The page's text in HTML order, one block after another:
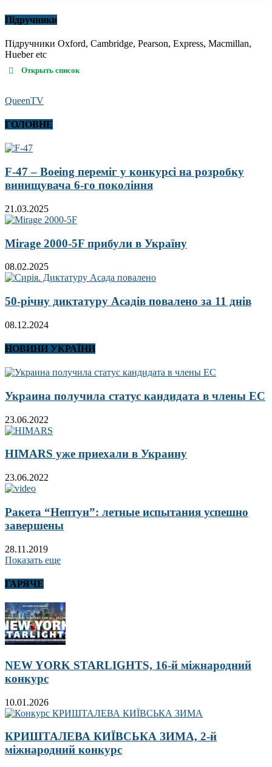
Підручники
Підручники Oxford, Cambridge, Pearson, Express, Macmillan,
Hueber etc
Открыть список
QueenTV
ГОЛОВНЕ
F-47 – Boeing переміг у конкурсі на розробку
винищувача 6-го покоління
21.03.2025
Mirage 2000-5F прибули в Україну
08.02.2025
50-річну диктатуру Асадів повалено за 11 днів
08.12.2024
НОВИНИ УКРАЇНИ
Украина получила статус кандидата в члены ЕС
23.06.2022
HIMARS уже приехали в Украину
23.06.2022
Ракета “Нептун”: летные испытания успешно
завершены
28.11.2019
Показать еще
ГАРЯЧЕ
NEW YORK STARLIGHTS, 16-й міжнародний
конкурс
10.01.2026
КРИШТАЛЕВА КИЇВСЬКА ЗИМА, 2-й
міжнародний конкурс